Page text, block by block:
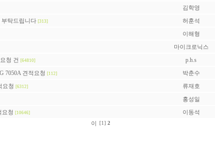
김학영
부탁드립니다 [313] 허훈석
이해형
마이크로닉스
청 건 [64810] p.h.s
7050A 견적요청 [112] 박춘수
요청 [6312] 류재호
홍성일
요청 [10646] 이동석
[1] 2